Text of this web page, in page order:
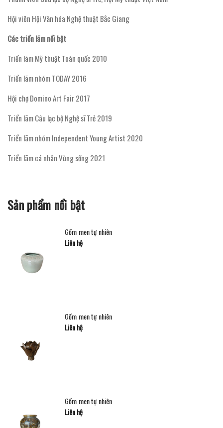
Hội viên Hội Văn hóa Nghệ thuật Bắc Giang
Các triển lãm nổi bật
Triển lãm Mỹ thuật Toàn quốc 2010
Triển lãm nhóm TODAY 2016
Hội chợ Domino Art Fair 2017
Triển lãm Câu lạc bộ Nghệ sĩ Trẻ 2019
Triển lãm nhóm Independent Young Artist 2020
Triển lãm cá nhân Vùng sống 2021
Sản phẩm nổi bật
Gốm men tự nhiên
Liên hệ
Gốm men tự nhiên
Liên hệ
Gốm men tự nhiên
Liên hệ